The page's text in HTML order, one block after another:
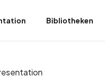
Bibliotheken